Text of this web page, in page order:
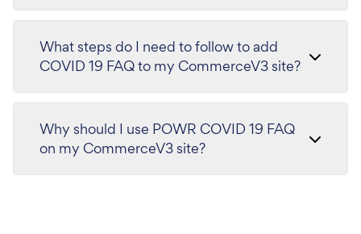
What steps do I need to follow to add
COVID 19 FAQ to my CommerceV3 site?
Why should I use POWR COVID 19 FAQ
on my CommerceV3 site?